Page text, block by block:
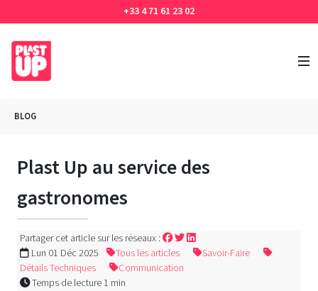
+33 4 71 61 23 02
BLOG
Plast Up au service des
gastronomes
Partager cet article sur les réseaux :
Lun 01 Déc 2025
Tous les articles
Savoir-Faire
Détails Techniques
Communication
Temps de lecture 1 min